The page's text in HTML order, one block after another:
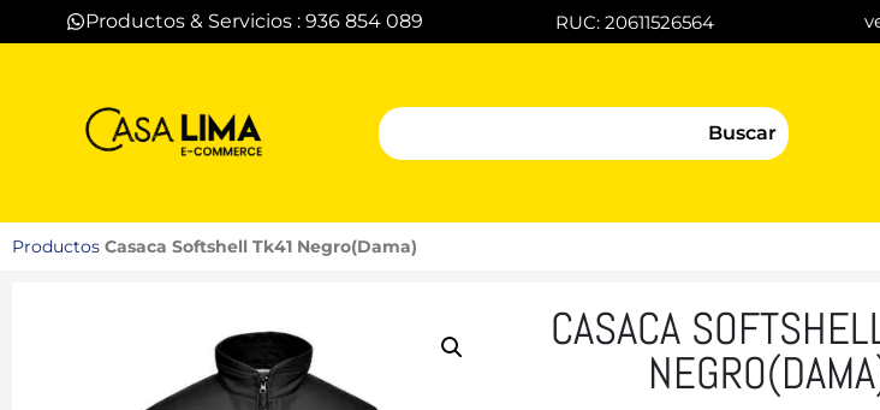
Productos & Servicios : 936 854 089 RUC: 20611526564
Buscar
Productos Casaca Softshell Tk41 Negro(Dama)
CASACA